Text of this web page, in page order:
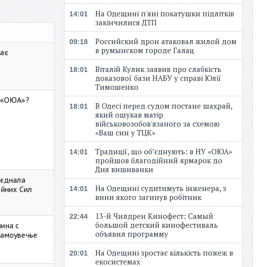
«ОЮА»?
Сил
с
14:01
На Одещині п'яні покатушки підлітків
закінчилися ДТП
09:18
Российский дрон атаковал жилой дом
в румынском городе Галац
18:01
Віталій Кулик заявив про слабкість
доказової бази НАБУ у справі Юлії
Тимошенко
18:01
В Одесі перед судом постане шахрай,
який ошукав матір
військовозобов'язаного за схемою
«Ваш син у ТЦК»
14:01
Традиції, що об’єднують: в НУ «ОЮА»
пройшов благодійний ярмарок до
Дня вишиванки
14:01
На Одещині судитимуть інженера, з
вини якого загинув робітник
22:44
13-й Чилдрен Кинофест: Самый
большой детский кинофестиваль
объявил программу
20:01
На Одещині зростає кількість пожеж в
екосистемах